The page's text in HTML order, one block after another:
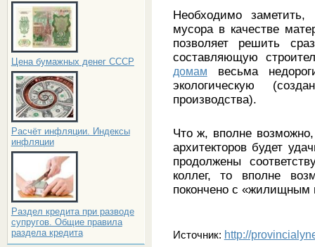
Цена бумажных денег СССР
Расчёт инфляции. Индексы
инфляции
Раздел кредита при разводе
супругов. Общие правила
раздела кредита
Необходимо заметить,
мусора в качестве
позволяет решить
составляющую
домам весьма
экологическую
производства).
Что ж, вполне
архитекторов будет
продолжены
коллег, то вполне
покончено с «жилищным
Источник: http://